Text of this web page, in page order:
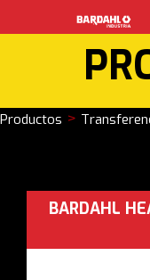
Productos >
BARDAHL